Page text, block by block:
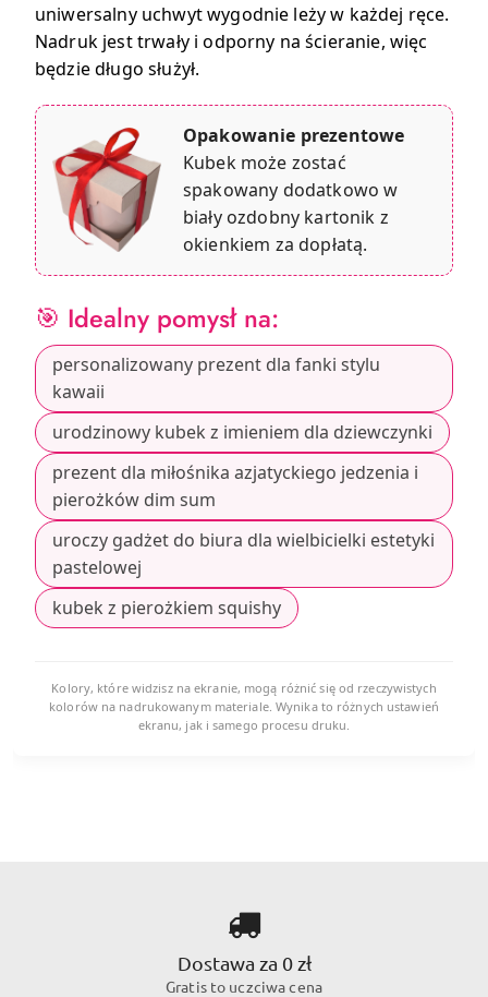
uniwersalny uchwyt wygodnie leży w każdej ręce.
Nadruk jest trwały i odporny na ścieranie, więc
będzie długo służył.
Opakowanie prezentowe
Kubek może zostać
spakowany dodatkowo w
biały ozdobny kartonik z
okienkiem za dopłatą.
🎯 Idealny pomysł na:
personalizowany prezent dla fanki stylu
kawaii
urodzinowy kubek z imieniem dla dziewczynki
prezent dla miłośnika azjatyckiego jedzenia i
pierożków dim sum
uroczy gadżet do biura dla wielbicielki estetyki
pastelowej
kubek z pierożkiem squishy
Kolory, które widzisz na ekranie, mogą różnić się od rzeczywistych
kolorów na nadrukowanym materiale. Wynika to różnych ustawień
ekranu, jak i samego procesu druku.
Dostawa za 0 zł
Gratis to uczciwa cena